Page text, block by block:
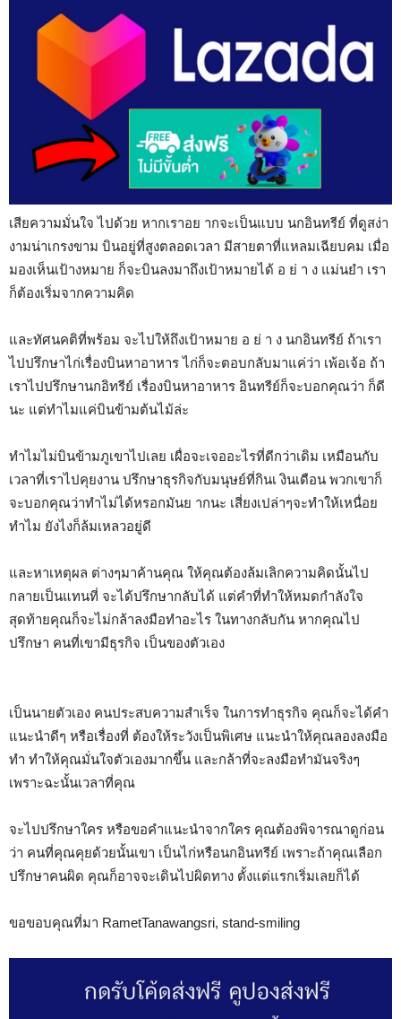
เสียความมั่นใจ ไปด้วย หากเราอย ากจะเป็นแบบ นกอินทรีย์ ที่ดูสง่า
งามน่าเกรงขาม บินอยู่ที่สูงตลอดเวลา มีสายตาที่แหลมเฉียบคม เมื่อ
มองเห็นเป้างหมาย ก็จะบินลงมาถึงเป้าหมายได้ อ ย่ า ง แม่นยำ เรา
ก็ต้องเริ่มจากความคิด
และทัศนคติที่พร้อม จะไปให้ถึงเป้าหมาย อ ย่ า ง นกอินทรีย์ ถ้าเรา
ไปปรึกษาไก่เรื่องบินหาอาหาร ไก่ก็จะตอบกลับมาแค่ว่า เพ้อเจ้อ ถ้า
เราไปปรึกษานกอิทรีย์ เรื่องบินหาอาหาร อินทรีย์ก็จะบอกคุณว่า ก็ดี
นะ แต่ทำไมแค่บินข้ามต้นไม้ล่ะ
ทำไมไม่บินข้ามภูเขาไปเลย เผื่อจะเจออะไรที่ดีกว่าเดิม เหมือนกับ
เวลาที่เราไปคุยงาน ปรึกษาธุรกิจกับมนุษย์ที่กินเ งินเดือน พวกเขาก็
จะบอกคุณว่าทำไม่ได้หรอกมันย ากนะ เสี่ยงเปล่าๆจะทำให้เหนื่อย
ทำไม ยังไงก็ล้มเหลวอยู่ดี
และหาเหตุผล ต่างๆมาค้านคุณ ให้คุณต้องล้มเลิกความคิดนั้นไป
กลายเป็นแทนที่ จะได้ปรึกษากลับได้ แต่คำที่ทำให้หมดกำลังใจ
สุดท้ายคุณก็จะไม่กล้าลงมือทำอะไร ในทางกลับกัน หากคุณไป
ปรึกษา คนที่เขามีธุรกิจ เป็นของตัวเอง
เป็นนายตัวเอง คนประสบความสำเร็จ ในการทำธุรกิจ คุณก็จะได้คำ
แนะนำดีๆ หรือเรื่องที่ ต้องให้ระวังเป็นพิเศษ แนะนำให้คุณลองลงมือ
ทำ ทำให้คุณมั่นใจตัวเองมากขึ้น และกล้าที่จะลงมือทำมันจริงๆ
เพราะฉะนั้นเวลาที่คุณ
จะไปปรึกษาใคร หรือขอคำแนะนำจากใคร คุณต้องพิจารณาดูก่อน
ว่า คนที่คุณคุยด้วยนั้นเขา เป็นไก่หรือนกอินทรีย์ เพราะถ้าคุณเลือก
ปรึกษาคนผิด คุณก็อาจจะเดินไปผิดทาง ตั้งแต่แรกเริ่มเลยก็ได้
ขอขอบคุณที่มา RametTanawangsri, stand-smiling